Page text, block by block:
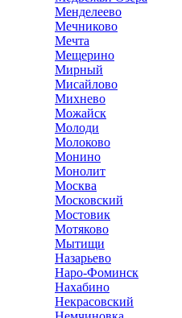
Менделеево
Мечниково
Мечта
Мещерино
Мирный
Мисайлово
Михнево
Можайск
Молоди
Молоково
Монино
Монолит
Москва
Московский
Мостовик
Мотяково
Мытищи
Назарьево
Наро-Фоминск
Нахабино
Некрасовский